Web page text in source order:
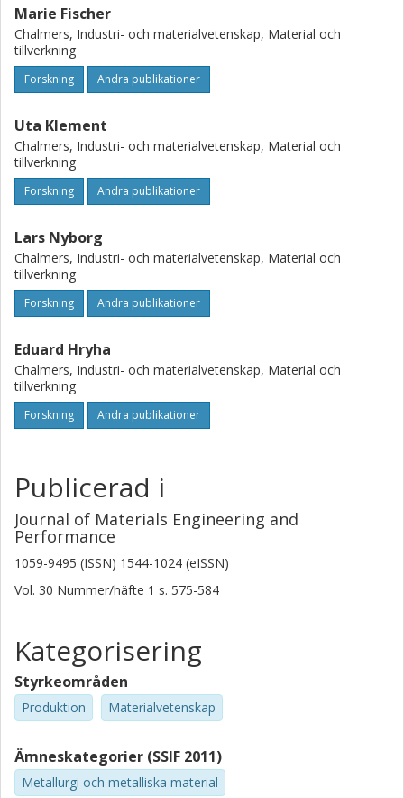
Marie Fischer
Chalmers, Industri- och materialvetenskap, Material och
tillverkning
Forskning Andra publikationer
Uta Klement
Chalmers, Industri- och materialvetenskap, Material och
tillverkning
Forskning Andra publikationer
Lars Nyborg
Chalmers, Industri- och materialvetenskap, Material och
tillverkning
Forskning Andra publikationer
Eduard Hryha
Chalmers, Industri- och materialvetenskap, Material och
tillverkning
Forskning Andra publikationer
Publicerad i
Journal of Materials Engineering and
Performance
1059-9495 (ISSN) 1544-1024 (eISSN)
Vol. 30 Nummer/häfte 1 s. 575-584
Kategorisering
Styrkeområden
Produktion Materialvetenskap
Ämneskategorier (SSIF 2011)
Metallurgi och metalliska material